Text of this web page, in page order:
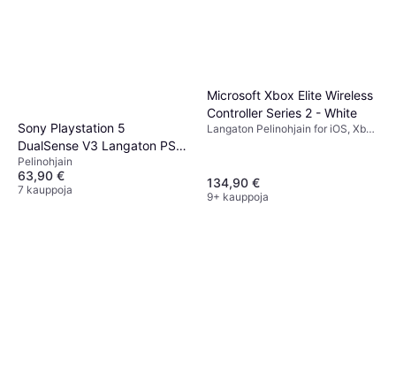
Sony Playstation 5
DualSense V3 Langaton PS5
Cosmic Red
Pelinohjain
63,90 €
7 kauppoja
Microsoft Xbox Elite Wireless
Controller Series 2 - White
Langaton Pelinohjain for iOS, Xbox
134,90 €
9+ kauppoja